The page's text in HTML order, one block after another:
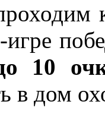
10
в дом